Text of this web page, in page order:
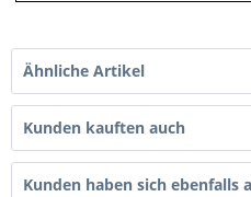
Ähnliche Artikel
Kunden kauften auch
Kunden haben sich ebenfalls